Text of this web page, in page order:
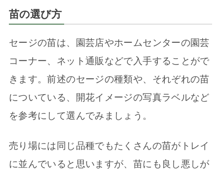
苗の選び方
セージの苗は、園芸店やホームセンターの園芸
コーナー、ネット通販などで入手することがで
きます。前述のセージの種類や、それぞれの苗
についている、開花イメージの写真ラベルなど
を参考にして選んでみましょう。
売り場には同じ品種でもたくさんの苗がトレイ
に並んでいると思いますが、苗にも良し悪しが